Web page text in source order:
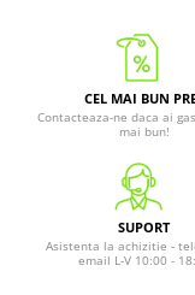
CEL MAI BUN
Contacteaza-ne daca ai
mai bun!
SUPORT
Asistenta la achizitie -
email L-V 10:00 -